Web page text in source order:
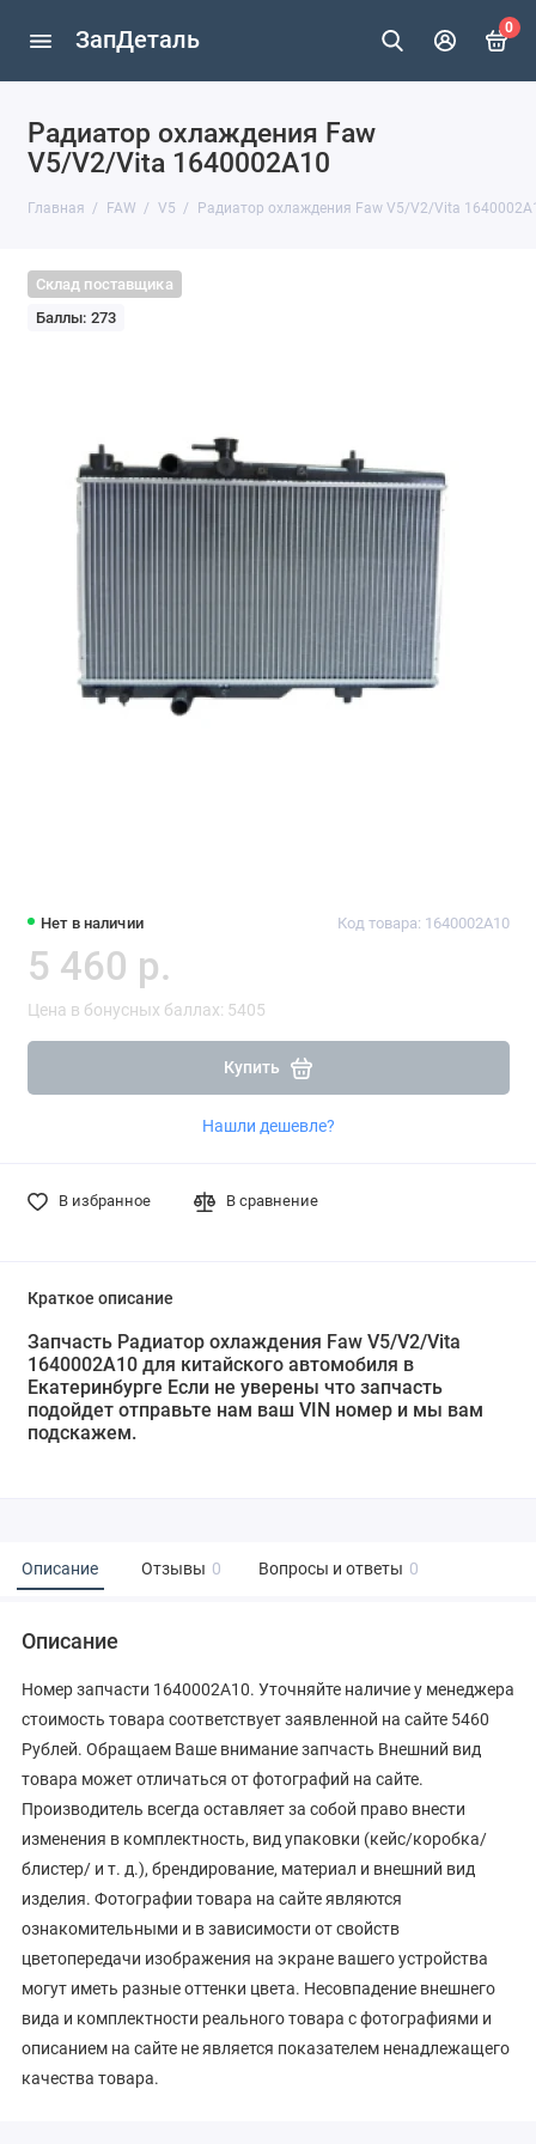
ЗапДеталь 0
Радиатор охлаждения Faw
V5/V2/Vita 1640002A10
Главная FAW V5 Радиатор охлаждения Faw V5/V2/Vita
Склад поставщика
Баллы: 273
Нет в наличии Код товара: 1640002A10
5 460 р.
Цена в бонусных баллах: 5405
Купить
Нашли дешевле?
В избранное В сравнение
Краткое описание
Запчасть Радиатор охлаждения Faw V5/V2/Vita
1640002A10 для китайского автомобиля в
Екатеринбурге Если не уверены что запчасть
подойдет отправьте нам ваш VIN номер и мы вам
подскажем.
Описание Отзывы 0 Вопросы и ответы 0
Описание
Номер запчасти 1640002A10. Уточняйте наличие у менеджера
стоимость товара соответствует заявленной на сайте 5460
Рублей. Обращаем Ваше внимание запчасть Внешний вид
товара может отличаться от фотографий на сайте.
Производитель всегда оставляет за собой право внести
изменения в комплектность, вид упаковки (кейс/коробка/
блистер/ и т. д.), брендирование, материал и внешний вид
изделия. Фотографии товара на сайте являются
ознакомительными и в зависимости от свойств
цветопередачи изображения на экране вашего устройства
могут иметь разные оттенки цвета. Несовпадение внешнего
вида и комплектности реального товара с фотографиями и
описанием на сайте не является показателем ненадлежащего
качества товара.